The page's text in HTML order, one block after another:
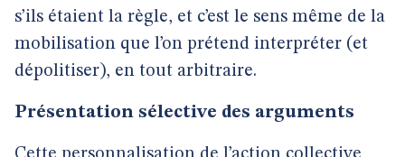
s’ils étaient la règle, et c’est le sens même de la
mobilisation que l’on prétend interpréter (et
dépolitiser), en tout arbitraire.
Présentation sélective des arguments